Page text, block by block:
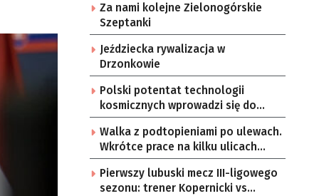
Za nami kolejne Zielonogórskie
Szeptanki
Jeździecka rywalizacja w
Drzonkowie
Polski potentat technologii
kosmicznych wprowadzi się do
Zielonej Góry
Walka z podtopieniami po ulewach.
Wkrótce prace na kilku ulicach
Gorzowa
Pierwszy lubuski mecz III-ligowego
sezonu: trener Kopernicki vs